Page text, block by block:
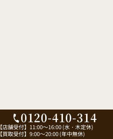
0120-410-314
【店舗受付】 11:00～16:00 (水・木定休)
【買取受付】9:00～20:00 (年中無休)